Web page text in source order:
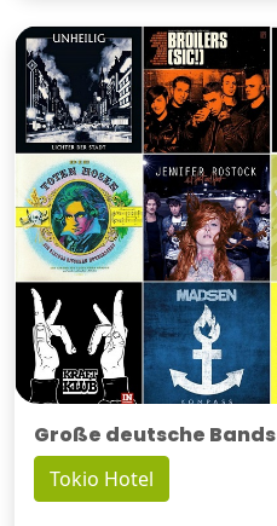
Große deutsche Bands
Tokio Hotel